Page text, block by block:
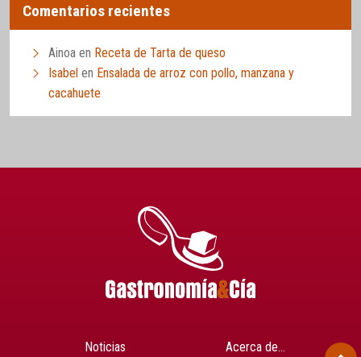
Comentarios recientes
Ainoa en Receta de Tarta de queso
Isabel en Ensalada de arroz con pollo, manzana y
cacahuete
Noticias
Acerca de…